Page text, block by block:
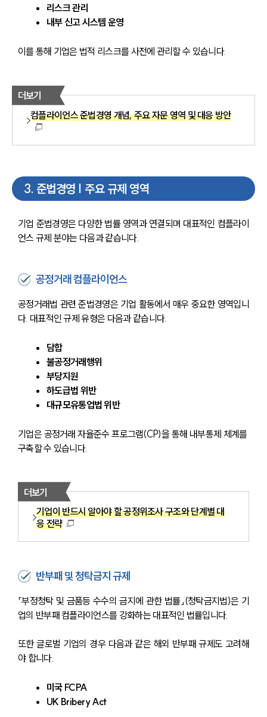
리스크 관리
내부 신고 시스템 운영
이를 통해 기업은 법적 리스크를 사전에 관리할 수 있습니다.
더보기
컴플라이언스 준법경영 개념, 주요 자문 영역 및 대응 방안
3. 준법경영 | 주요 규제 영역
기업 준법경영은 다양한 법률 영역과 연결되며 대표적인 컴플라이
언스 규제 분야는 다음과 같습니다.
공정거래 컴플라이언스
공정거래법 관련 준법경영은 기업 활동에서 매우 중요한 영역입니
다. 대표적인 규제 유형은 다음과 같습니다.
담합
불공정거래행위
부당지원
하도급법 위반
대규모유통업법 위반
기업은 공정거래 자율준수 프로그램(CP)을 통해 내부통제 체계를
구축할 수 있습니다.
더보기
기업이 반드시 알아야 할 공정위조사 구조와 단계별 대
응 전략
반부패 및 청탁금지 규제
「부정청탁 및 금품등 수수의 금지에 관한 법률」(청탁금지법)은 기
업의 반부패 컴플라이언스를 강화하는 대표적인 법률입니다.
또한 글로벌 기업의 경우 다음과 같은 해외 반부패 규제도 고려해
야 합니다.
미국 FCPA
UK Bribery Act